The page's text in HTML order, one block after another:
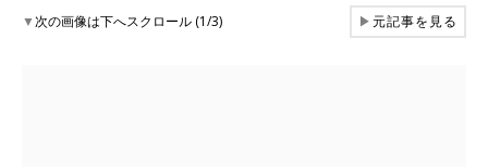
▼次の画像は下へスクロール (1/3) ▶元記事を見る